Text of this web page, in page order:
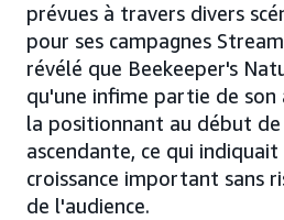
prévues à travers divers
pour ses campagnes
révélé que Beekeeper's
qu'une infime partie de son
la positionnant au début
ascendante, ce qui
croissance important sans
de l'audience.